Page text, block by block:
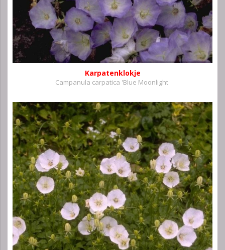
Karpatenklokje
Campanula carpatica 'Blue Moonlight'